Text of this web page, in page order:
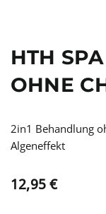
HTH
OHNE
2in1 Behandlung
Algeneffekt
12,95€